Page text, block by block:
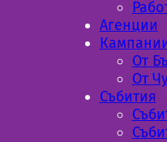
Aгенции
От
От
Събития